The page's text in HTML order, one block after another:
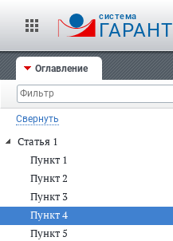
cистема
ГАРАНТ
Оглавление
Свернуть
Статья 1
Пункт 1
Пункт 2
Пункт 3
Пункт 4
Пункт 5